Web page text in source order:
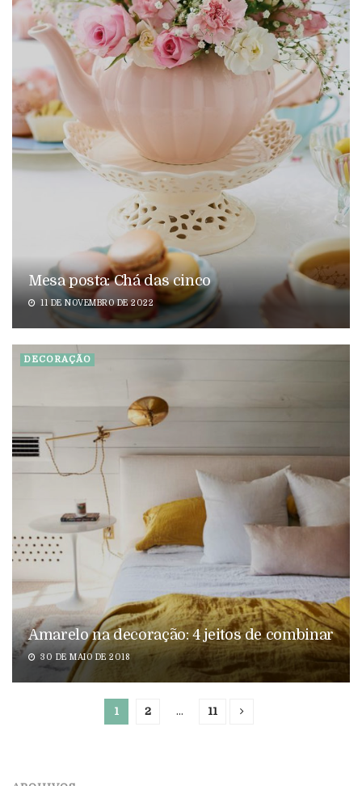
Mesa posta: Chá das cinco
11 DE NOVEMBRO DE 2022
DECORAÇÃO
Amarelo na decoração: 4 jeitos de combinar
30 DE MAIO DE 2018
1 2 … 11